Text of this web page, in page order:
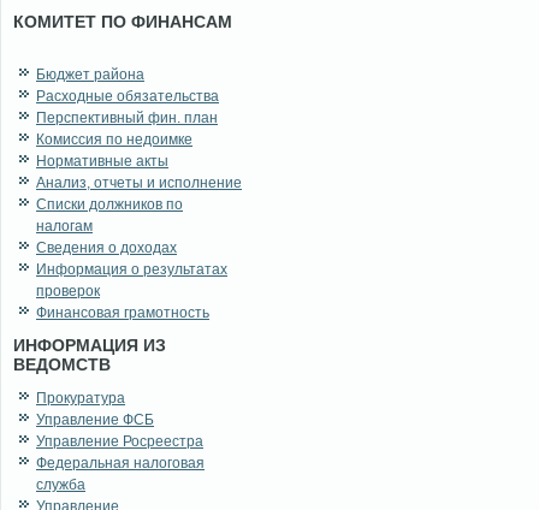
КОМИТЕТ ПО ФИНАНСАМ
Бюджет района
Расходные обязательства
Перспективный фин. план
Комиссия по недоимке
Нормативные акты
Анализ, отчеты и исполнение
Списки должников по
налогам
Сведения о доходах
Информация о результатах
проверок
Финансовая грамотность
ИНФОРМАЦИЯ ИЗ
ВЕДОМСТВ
Прокуратура
Управление ФСБ
Управление Росреестра
Федеральная налоговая
служба
Управление